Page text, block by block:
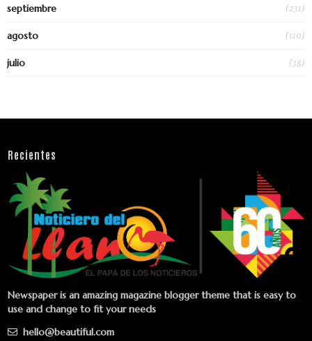
septiembre (231)
agosto (110)
julio (38)
Recientes
Newspaper is an amazing magazine blogger theme that is easy to
use and change to fit your needs
hello@beautiful.com